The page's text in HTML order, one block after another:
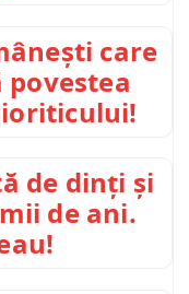
care
de dinți și
de ani.